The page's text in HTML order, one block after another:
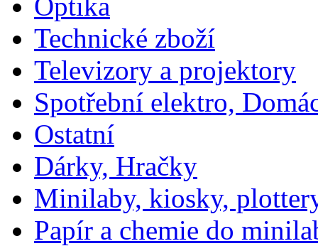
Technické zboží
Televizory a projektory
Spotřební elektro,
Ostatní
Dárky, Hračky
Minilaby, kiosky,
Papír a chemie do